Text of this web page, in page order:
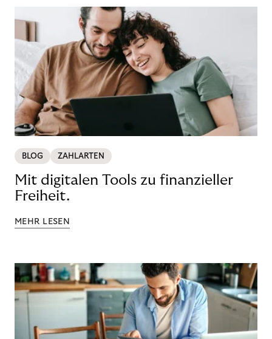
BLOG ZAHLARTEN
Mit digitalen Tools zu finanzieller
Freiheit.
MEHR LESEN